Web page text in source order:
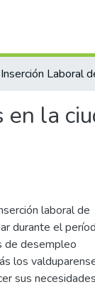
la
laboral de
durante el
de desempleo
los
sus necesidades